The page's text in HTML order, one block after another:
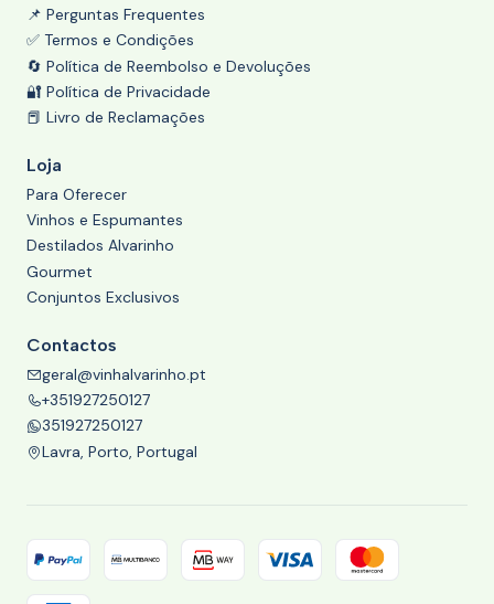
📌 Perguntas Frequentes
✅ Termos e Condições
🔄 Política de Reembolso e Devoluções
🔐 Política de Privacidade
📕 Livro de Reclamações
Loja
Para Oferecer
Vinhos e Espumantes
Destilados Alvarinho
Gourmet
Conjuntos Exclusivos
Contactos
geral@vinhalvarinho.pt
+351927250127
351927250127
Lavra, Porto, Portugal